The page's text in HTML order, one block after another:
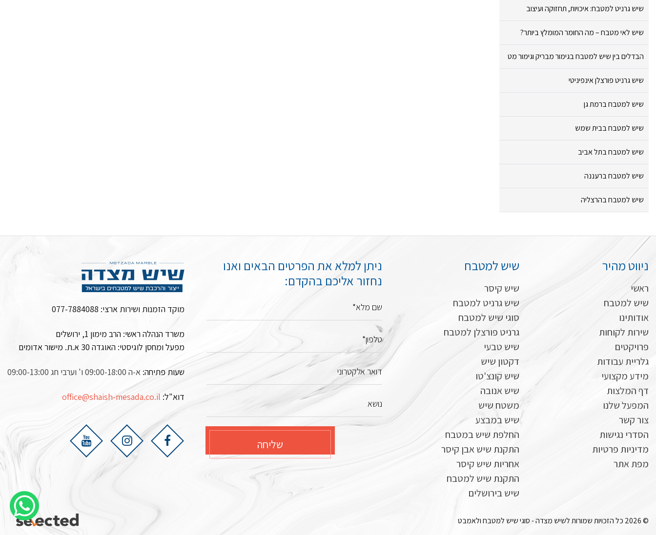
שיש גרניט למטבח: איכויות, תחזוקה ועיצוב
שיש לאי מטבח – מה החומר המומלץ ביותר?
הבדלים בין שיש למטבח בגימור מבריק וגימור מט
שיש גרניט פורצלן אינפיניטי
שיש למטבח ברמת גן
שיש למטבח בבית שמש
שיש למטבח בתל אביב
שיש למטבח ברעננה
שיש למטבח בהרצליה
ניווט מהיר
ראשי
שיש למטבח
אודותינו
שירות לקוחות
פרויקטים
גלריית עבודות
מידע מקצועי
דף המלצות
המפעל שלנו
צור קשר
הסדרי נגישות
מדיניות פרטיות
מפת אתר
שיש למטבח
שיש קיסר
שיש גרניט למטבח
סוגי שיש למטבח
גרניט פורצלן למטבח
שיש טבעי
דקטון שיש
שיש קונצ'טו
שיש אנובה
משטח שיש
שיש במבצע
החלפת שיש במטבח
התקנת שיש אבן קיסר
אחריות שיש קיסר
התקנת שיש למטבח
שיש בירושלים
ניתן למלא את הפרטים הבאים ואנו
נחזור אליכם בהקדם:
שם מלא*
טלפון*
דואר אלקטרוני
נושא
שליחה
מוקד הזמנות ושירות ארצי: 077-7884088
משרד הנהלה ראשי: הרב מימון 1, ירושלים
מפעל ומחסן לוגיסטי: האוגדה 30 א.ת. מישור אדומים
שעות פתיחה: א-ה 09:00-18:00 ו' וערבי חג 09:00-13:00
דוא"ל: office@shaish-mesada.co.il
© 2026 כל הזכויות שמורות לשיש מצדה - סוגי שיש למטבח ולאמבט